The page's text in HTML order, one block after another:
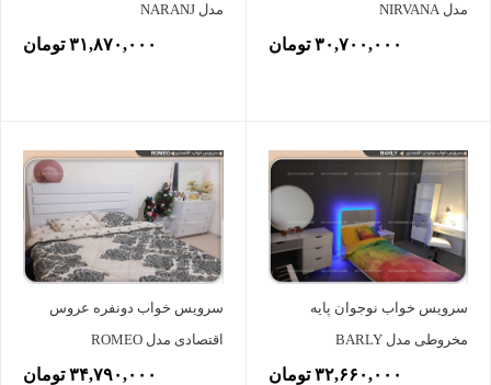
مدل NIRVANA
۳۰,۷۰۰,۰۰۰ تومان
مدل NARANJ
۳۱,۸۷۰,۰۰۰ تومان
سرویس خواب نوجوان پایه
مخروطی مدل BARLY
۳۲,۶۶۰,۰۰۰ تومان
سرویس خواب دونفره عروس
اقتصادی مدل ROMEO
۳۴,۷۹۰,۰۰۰ تومان